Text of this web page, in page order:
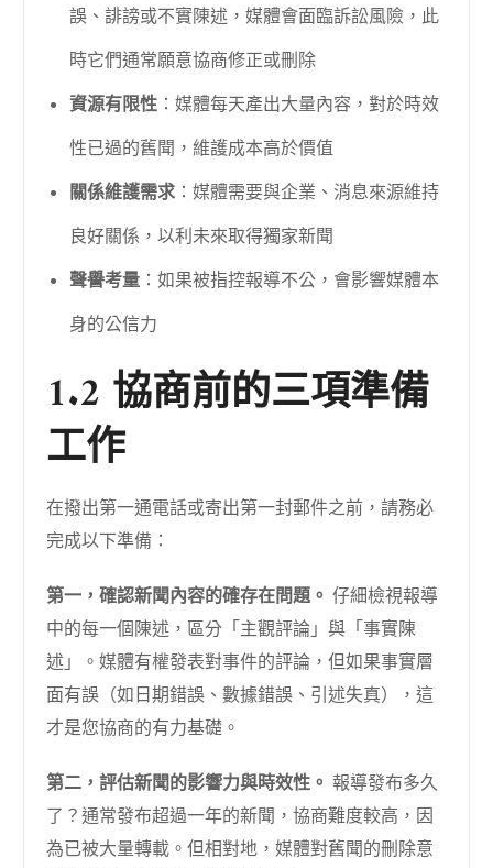
誤、誹謗或不實陳述，媒體會面臨訴訟風險，此
時它們通常願意協商修正或刪除
資源有限性 ：媒體每天產出大量內容，對於時效
性已過的舊聞，維護成本高於價值
關係維護需求 ：媒體需要與企業、消息來源維持
良好關係，以利未來取得獨家新聞
聲譽考量 ：如果被指控報導不公，會影響媒體本
身的公信力
1.2 協商前的三項準備
工作
在撥出第一通電話或寄出第一封郵件之前，請務必
完成以下準備：
第一，確認新聞內容的確存在問題。 仔細檢視報導
中的每一個陳述，區分「主觀評論」與「事實陳
述」。媒體有權發表對事件的評論，但如果事實層
面有誤（如日期錯誤、數據錯誤、引述失真），這
才是您協商的有力基礎。
第二，評估新聞的影響力與時效性。 報導發布多久
了？通常發布超過一年的新聞，協商難度較高，因
為已被大量轉載。但相對地，媒體對舊聞的刪除意